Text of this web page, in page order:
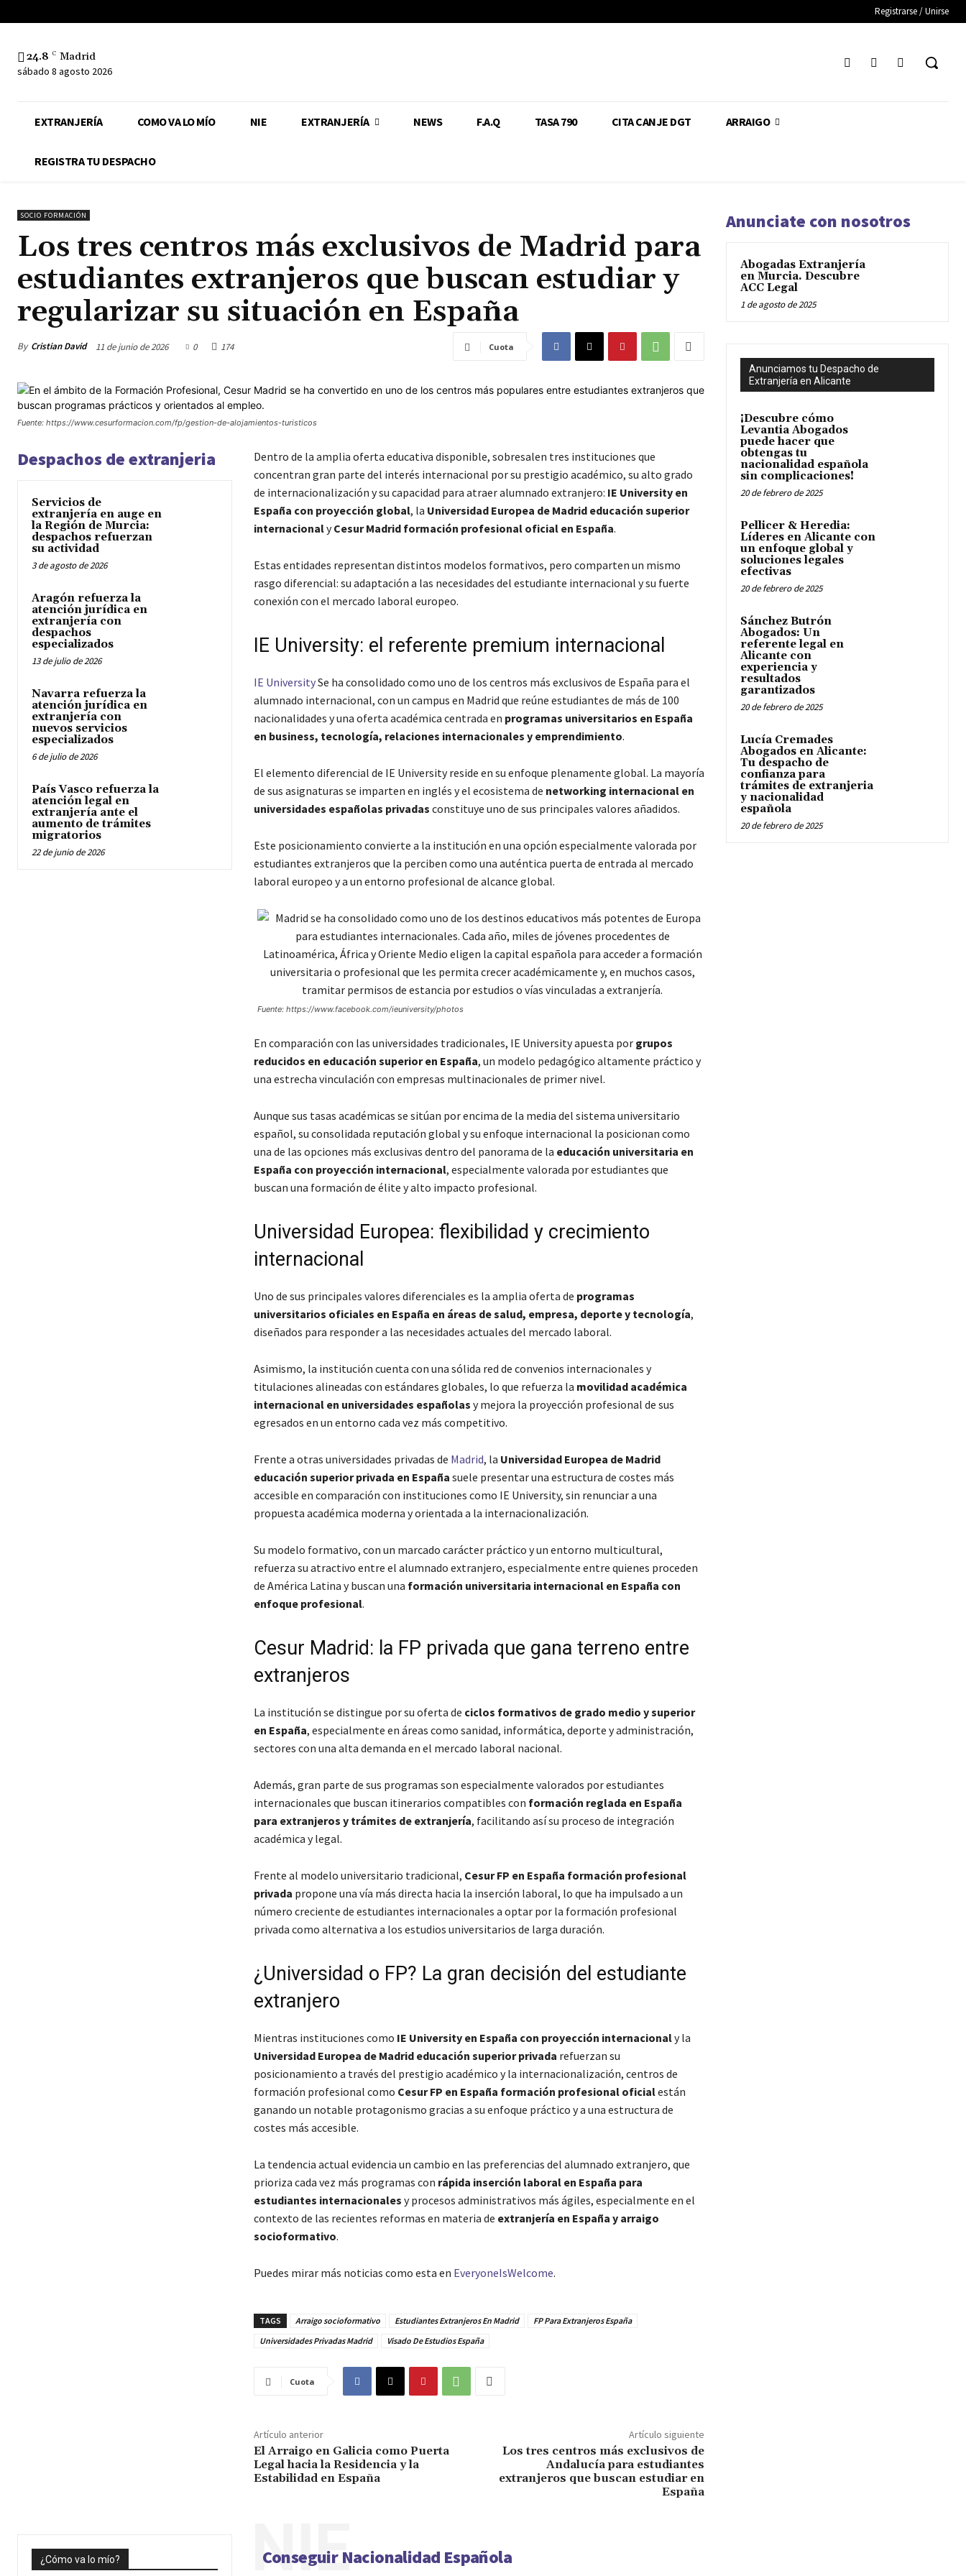
Registrarse / Unirse
24.8 C Madrid
sábado 8 agosto 2026
EXTRANJERÍA COMO VA LO MÍO NIE EXTRANJERÍA NEWS F.A.Q TASA 790 CITA CANJE DGT ARRAIGO
REGISTRA TU DESPACHO
SOCIO FORMACIÓN
Los tres centros más exclusivos de Madrid para
estudiantes extranjeros que buscan estudiar y
regularizar su situación en España
By Cristian David 11 de junio de 2026 0 174 Cuota
Fuente: https://www.cesurformacion.com/fp/gestion-de-alojamientos-turisticos
Despachos de extranjeria
Servicios de
extranjería en auge en
la Región de Murcia:
despachos refuerzan
su actividad
3 de agosto de 2026
Aragón refuerza la
atención jurídica en
extranjería con
despachos
especializados
13 de julio de 2026
Navarra refuerza la
atención jurídica en
extranjería con
nuevos servicios
especializados
6 de julio de 2026
País Vasco refuerza la
atención legal en
extranjería ante el
aumento de trámites
migratorios
22 de junio de 2026
Dentro de la amplia oferta educativa disponible, sobresalen tres instituciones que
concentran gran parte del interés internacional por su prestigio académico, su alto grado
de internacionalización y su capacidad para atraer alumnado extranjero: IE University en
España con proyección global, la Universidad Europea de Madrid educación superior
internacionalyCesur Madrid formación profesional oficial en España.
Estas entidades representan distintos modelos formativos, pero comparten un mismo
rasgo diferencial: su adaptación a las necesidades del estudiante internacional y su fuerte
conexión con el mercado laboral europeo.
IE University: el referente premium internacional
IE UniversitySe ha consolidado como uno de los centros más exclusivos de España para el
alumnado internacional, con un campus en Madrid que reúne estudiantes de más de 100
nacionalidades y una oferta académica centrada en programas universitarios en España
en business, tecnología, relaciones internacionales y emprendimiento.
El elemento diferencial de IE University reside en su enfoque plenamente global. La mayoría
de sus asignaturas se imparten en inglés y el ecosistema de networking internacional en
universidades españolas privadas constituye uno de sus principales valores añadidos.
Este posicionamiento convierte a la institución en una opción especialmente valorada por
estudiantes extranjeros que la perciben como una auténtica puerta de entrada al mercado
laboral europeo y a un entorno profesional de alcance global.
Fuente: https://www.facebook.com/ieuniversity/photos
En comparación con las universidades tradicionales, IE University apuesta por grupos
reducidos en educación superior en España, un modelo pedagógico altamente práctico y
una estrecha vinculación con empresas multinacionales de primer nivel.
Aunque sus tasas académicas se sitúan por encima de la media del sistema universitario
español, su consolidada reputación global y su enfoque internacional la posicionan como
una de las opciones más exclusivas dentro del panorama de la educación universitaria en
España con proyección internacional, especialmente valorada por estudiantes que
buscan una formación de élite y alto impacto profesional.
Universidad Europea: flexibilidad y crecimiento
internacional
Uno de sus principales valores diferenciales es la amplia oferta de programas
universitarios oficiales en España en áreas de salud, empresa, deporte y tecnología,
diseñados para responder a las necesidades actuales del mercado laboral.
Asimismo, la institución cuenta con una sólida red de convenios internacionales y
titulaciones alineadas con estándares globales, lo que refuerza la movilidad académica
internacional en universidades españolas y mejora la proyección profesional de sus
egresados en un entorno cada vez más competitivo.
Frente a otras universidades privadas de Madrid, la Universidad Europea de Madrid
educación superior privada en España suele presentar una estructura de costes más
accesible en comparación con instituciones como IE University, sin renunciar a una
propuesta académica moderna y orientada a la internacionalización.
Su modelo formativo, con un marcado carácter práctico y un entorno multicultural,
refuerza su atractivo entre el alumnado extranjero, especialmente entre quienes proceden
de América Latina y buscan una formación universitaria internacional en España con
enfoque profesional.
Cesur Madrid: la FP privada que gana terreno entre
extranjeros
La institución se distingue por su oferta de ciclos formativos de grado medio y superior
en España, especialmente en áreas como sanidad, informática, deporte y administración,
sectores con una alta demanda en el mercado laboral nacional.
Además, gran parte de sus programas son especialmente valorados por estudiantes
internacionales que buscan itinerarios compatibles con formación reglada en España
para extranjeros y trámites de extranjería, facilitando así su proceso de integración
académica y legal.
Frente al modelo universitario tradicional, Cesur FP en España formación profesional
privada propone una vía más directa hacia la inserción laboral, lo que ha impulsado a un
número creciente de estudiantes internacionales a optar por la formación profesional
privada como alternativa a los estudios universitarios de larga duración.
¿Universidad o FP? La gran decisión del estudiante
extranjero
Mientras instituciones como IE University en España con proyección internacionaly la
Universidad Europea de Madrid educación superior privada refuerzan su
posicionamiento a través del prestigio académico y la internacionalización, centros de
formación profesional como Cesur FP en España formación profesional oficialestán
ganando un notable protagonismo gracias a su enfoque práctico y a una estructura de
costes más accesible.
La tendencia actual evidencia un cambio en las preferencias del alumnado extranjero, que
prioriza cada vez más programas con rápida inserción laboral en España para
estudiantes internacionales y procesos administrativos más ágiles, especialmente en el
contexto de las recientes reformas en materia de extranjería en España y arraigo
socioformativo.
Puedes mirar más noticias como esta en EveryoneIsWelcome.
TAGS Arraigo socioformativo Estudiantes Extranjeros En Madrid
FP Para Extranjeros España
Universidades Privadas Madrid
Visado De Estudios España
Cuota
Artículo anterior
El Arraigo en Galicia como Puerta
Legal hacia la Residencia y la
Estabilidad en España
Artículo siguiente
Los tres centros más exclusivos de
Andalucía para estudiantes
extranjeros que buscan estudiar en
España
¿Cómo va lo mío? Conseguir Nacionalidad Española
NIE
Anunciate con nosotros
Abogadas Extranjería
en Murcia. Descubre
ACC Legal
1 de agosto de 2025
Anunciamos tu Despacho de
Extranjería en Alicante
¡Descubre cómo
Levantia Abogados
puede hacer que
obtengas tu
nacionalidad española
sin complicaciones!
20 de febrero de 2025
Pellicer & Heredia:
Líderes en Alicante con
un enfoque global y
soluciones legales
efectivas
20 de febrero de 2025
Sánchez Butrón
Abogados: Un
referente legal en
Alicante con
experiencia y
resultados
garantizados
20 de febrero de 2025
Lucía Cremades
Abogados en Alicante:
Tu despacho de
confianza para
trámites de extranjeria
y nacionalidad
española
20 de febrero de 2025